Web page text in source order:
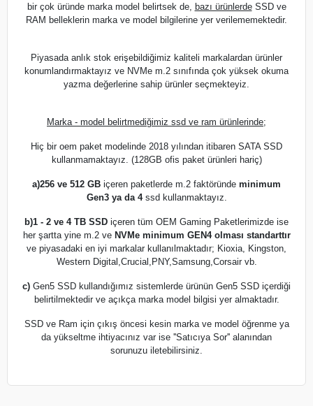
bir çok üründe marka model belirtsek de, bazı ürünlerdeSSD ve
RAM belleklerin marka ve model bilgilerine yer verilememektedir.
Piyasada anlık stok erişebildiğimiz kaliteli markalardan ürünler
konumlandırmaktayız ve NVMe m.2 sınıfında çok yüksek okuma
yazma değerlerine sahip ürünler seçmekteyiz.
Marka - model belirtmediğimiz ssd ve ram ürünlerinde;
Hiç bir oem paket modelinde 2018 yılından itibaren SATA SSD
kullanmamaktayız. (128GB ofis paket ürünleri hariç)
a)256 ve 512 GB içeren paketlerde m.2 faktöründe minimum
Gen3 ya da 4ssd kullanmaktayız.
b)1 - 2 ve 4 TB SSD içeren tüm OEM Gaming Paketlerimizde ise
her şartta yine m.2 ve NVMe minimum GEN4 olması standarttır
ve piyasadaki en iyi markalar kullanılmaktadır; Kioxia, Kingston,
Western Digital,Crucial,PNY,Samsung,Corsair vb.
c) Gen5 SSD kullandığımız sistemlerde ürünün Gen5 SSD içerdiği
belirtilmektedir ve açıkça marka model bilgisi yer almaktadır.
SSD ve Ram için çıkış öncesi kesin marka ve model öğrenme ya
da yükseltme ihtiyacınız var ise ''Satıcıya Sor'' alanından
sorunuzu iletebilirsiniz.